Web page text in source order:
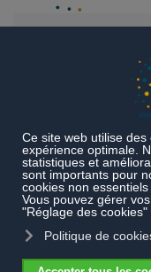
et le milieu
autour de la
des tout-